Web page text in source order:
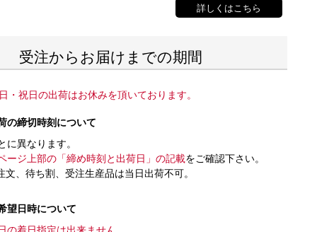
詳しくはこちら
受注からお届けまでの期間
・祝日の出荷はお休みを頂いております。
の締切時刻について
に異なります。
ージ上部の「締め時刻と出荷日」の記載をご確認下さい。
、待ち割、受注生産品は当日出荷不可。
望日時について